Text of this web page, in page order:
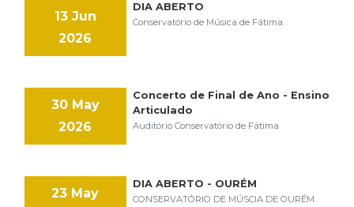
13 Jun
2026
DIA ABERTO
Conservatório de Música de Fátima
30 May
2026
Concerto de Final de Ano - Ensino
Articulado
Auditório Conservatório de Fátima
23 May
DIA ABERTO - OURÉM
CONSERVATÓRIO DE MÚSCIA DE OURÉM